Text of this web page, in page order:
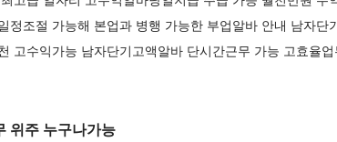
정조절 가능해 본업과 병행 가능한 부업알바 안내 남자단
고수익가능 남자단기고액알바 단시간근무 가능 고효율
위주 누구나가능